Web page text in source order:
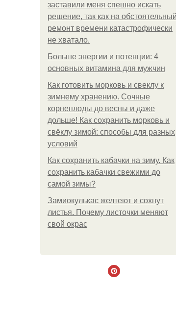
заставили меня спешно искать
решение, так как на обстоятельный
ремонт времени катастрофически
не хватало.
Больше энергии и потенции: 4
основных витамина для мужчин
Как готовить морковь и свеклу к
зимнему хранению. Сочные
корнеплоды до весны и даже
дольше! Как сохранить морковь и
свёклу зимой: способы для разных
условий
Как сохранить кабачки на зиму. Как
сохранить кабачки свежими до
самой зимы?
Замиокулькас желтеют и сохнут
листья. Почему листочки меняют
свой окрас